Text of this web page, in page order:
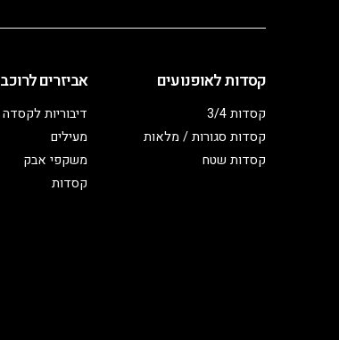
קסדות לאופנועים
קסדות 3/4
קסדות סגורות / מלאות
קסדות שטח
אביזרים לרוכב
דיבוריות לקסדה
מעילים
משקפי אבק
קסדות